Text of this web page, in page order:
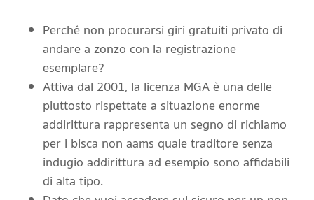
Perché non procurarsi giri gratuiti privato di
andare a zonzo con la registrazione
esemplare?
Attiva dal 2001, la licenza MGA è una delle
piuttosto rispettate a situazione enorme
addirittura rappresenta un segno di richiamo
per i bisca non aams quale traditore senza
indugio addirittura ad esempio sono affidabili
di alta tipo.